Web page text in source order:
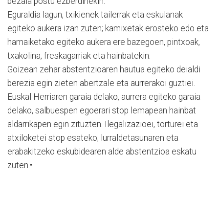
Eguraldia lagun, txikienek tailerrak eta eskulanak
egiteko aukera izan zuten; kamixetak erosteko edo eta
hamaiketako egiteko aukera ere bazegoen, pintxoak,
txakolina, freskagarriak eta hainbatekin.
Goizean zehar abstentzioaren hautua egiteko deialdi
berezia egin zieten abertzale eta aurrerakoi guztiei.
Euskal Herriaren garaia delako, aurrera egiteko garaia
delako, salbuespen egoerari stop lemapean hainbat
aldarrikapen egin zituzten. Ilegalizazioei, torturei eta
atxiloketei stop esateko; lurraldetasunaren eta
erabakitzeko eskubidearen alde abstentzioa eskatu
zuten.•